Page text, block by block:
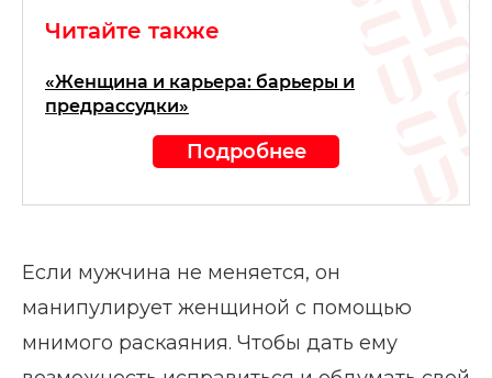
Читайте также
«Женщина и карьера: барьеры и
предрассудки»
Подробнее
Если мужчина не меняется, он
манипулирует женщиной с помощью
мнимого раскаяния. Чтобы дать ему